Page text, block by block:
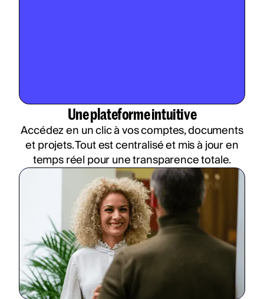
Une plateforme intuitive
Accédez en un clic à vos comptes, documents
et projets. Tout est centralisé et mis à jour en
temps réel pour une transparence totale.